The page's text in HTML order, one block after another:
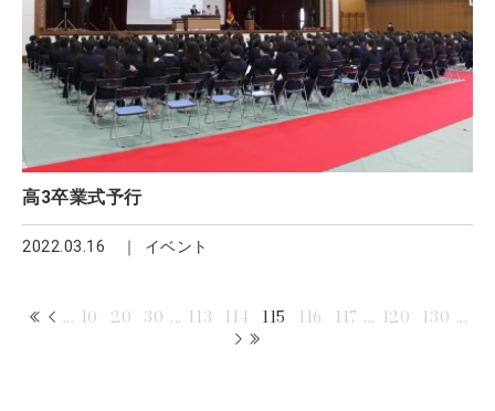
高3卒業式予行
2022.03.16 イベント
... 10 20 30 ... 113 114 115 116 117 ... 120 130 ...